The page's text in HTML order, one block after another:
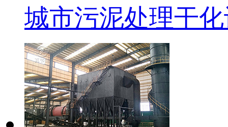
城市污泥处理干